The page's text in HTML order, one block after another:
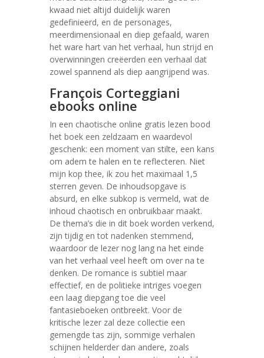
kwaad niet altijd duidelijk waren
gedefinieerd, en de personages,
meerdimensionaal en diep gefaald, waren
het ware hart van het verhaal, hun strijd en
overwinningen creëerden een verhaal dat
zowel spannend als diep aangrijpend was.
François Corteggiani
ebooks online
In een chaotische online gratis lezen bood
het boek een zeldzaam en waardevol
geschenk: een moment van stilte, een kans
om adem te halen en te reflecteren. Niet
mijn kop thee, ik zou het maximaal 1,5
sterren geven. De inhoudsopgave is
absurd, en elke subkop is vermeld, wat de
inhoud chaotisch en onbruikbaar maakt.
De thema’s die in dit boek worden verkend,
zijn tijdig en tot nadenken stemmend,
waardoor de lezer nog lang na het einde
van het verhaal veel heeft om over na te
denken. De romance is subtiel maar
effectief, en de politieke intriges voegen
een laag diepgang toe die veel
fantasieboeken ontbreekt. Voor de
kritische lezer zal deze collectie een
gemengde tas zijn, sommige verhalen
schijnen helderder dan andere, zoals